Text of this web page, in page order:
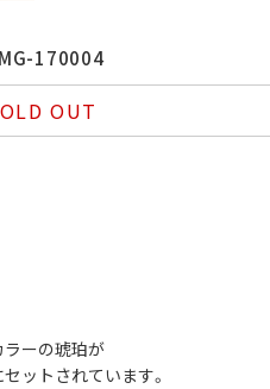
170004
OUT
ーの琥珀が
ットされています。